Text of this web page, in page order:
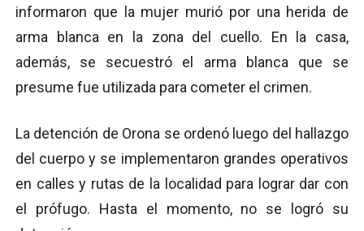
informaron que la mujer murió por una herida de
arma blanca en la zona del cuello. En la casa,
además, se secuestró el arma blanca que se
presume fue utilizada para cometer el crimen.
La detención de Orona se ordenó luego del hallazgo
del cuerpo y se implementaron grandes operativos
en calles y rutas de la localidad para lograr dar con
el prófugo. Hasta el momento, no se logró su